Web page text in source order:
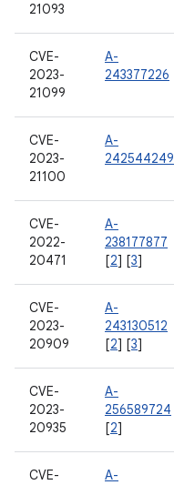
21093
CVE-
2023-
21099
A-
243377226
CVE-
2023-
21100
A-
242544249
CVE-
2022-
20471
A-
238177877
[2] [3]
CVE-
2023-
20909
A-
243130512
[2] [3]
CVE-
2023-
20935
A-
256589724
[2]
CVE-
A-